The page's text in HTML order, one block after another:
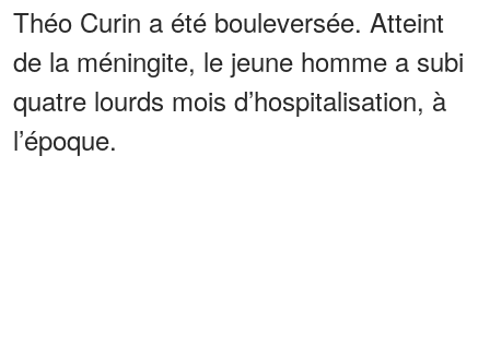
Théo Curin a été bouleversée. Atteint
de la méningite, le jeune homme a subi
quatre lourds mois d’hospitalisation, à
l’époque.